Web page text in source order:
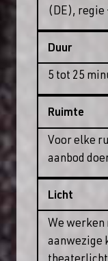
(DE), regie
Duur
5 tot 25
Ruimte
Voor elke
aanbod
Licht
We werken
aanwezige